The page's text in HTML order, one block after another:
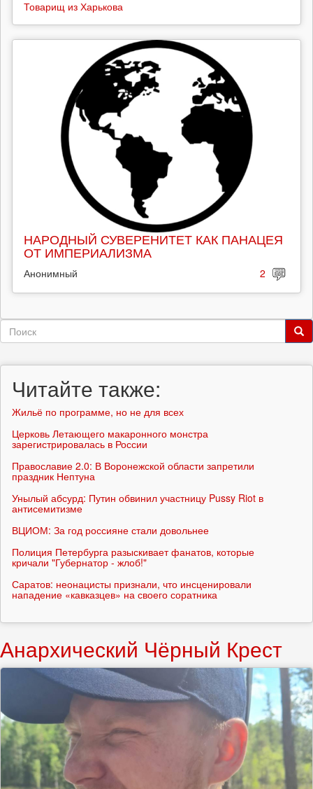
Товарищ из Харькова
НАРОДНЫЙ СУВЕРЕНИТЕТ КАК ПАНАЦЕЯ
ОТ ИМПЕРИАЛИЗМА
Анонимный 2
Форма
Читайте также:
Жильё по программе, но не для всех
Церковь Летающего макаронного монстра
зарегистрировалась в России
Православие 2.0: В Воронежской области запретили
праздник Нептуна
Унылый абсурд: Путин обвинил участницу Pussy Riot в
антисемитизме
ВЦИОМ: За год россияне стали довольнее
Полиция Петербурга разыскивает фанатов, которые
кричали "Губернатор - жлоб!"
Саратов: неонацисты признали, что инсценировали
нападение «кавказцев» на своего соратника
Анархический Чёрный Крест